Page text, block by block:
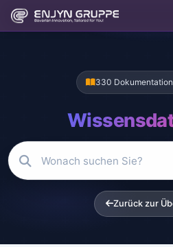
330
Zurück zur
Enjix BETA
Enjix
Website erstellen lassen
Hosting